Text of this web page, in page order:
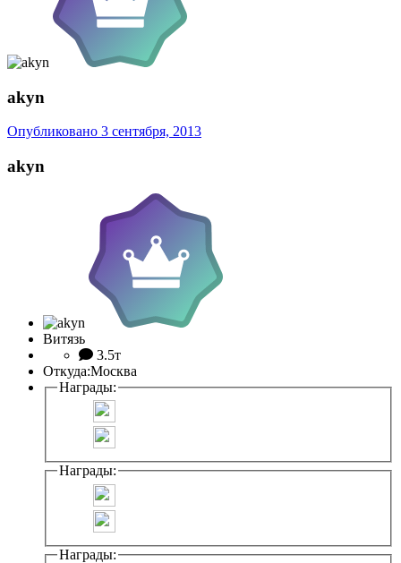
akyn
Опубликовано 3 сентября, 2013
akyn
Витязь
3.5т
Откуда:Москва
Награды:
Награды:
Награды: